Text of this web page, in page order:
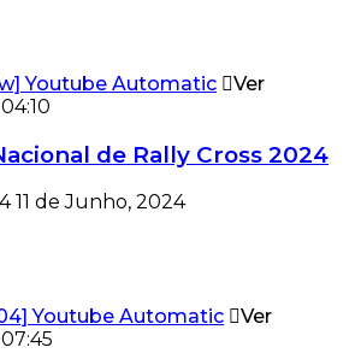
Ver
04:10
de Rally Cross 2024
11 de Junho, 2024
Ver
07:45